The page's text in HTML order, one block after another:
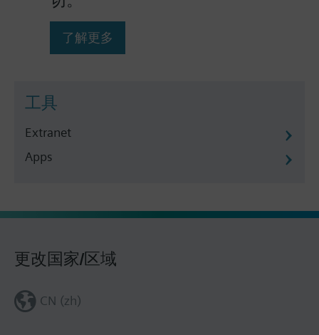
了解更多
工具
Extranet
Apps
更改国家/区域
CN (zh)